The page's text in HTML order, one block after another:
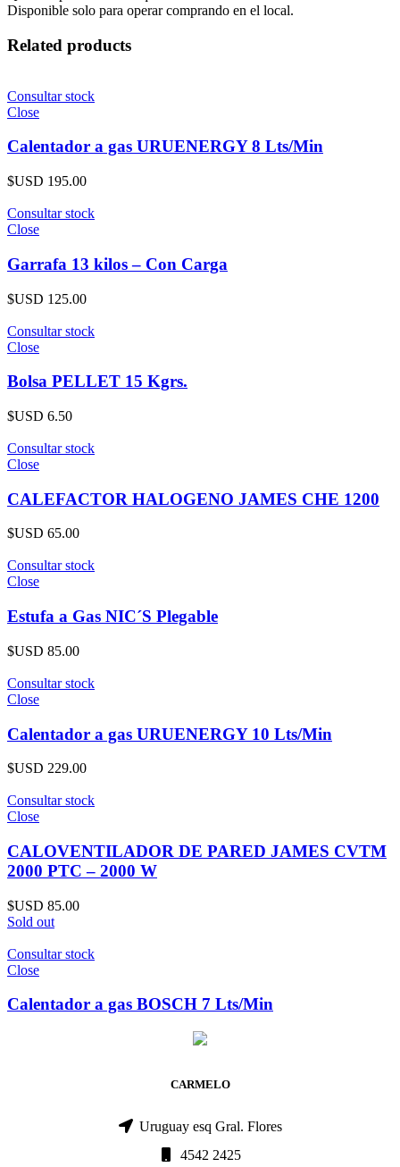
Disponible solo para operar comprando en el local.
Related products
Consultar stock
Close
Calentador a gas URUENERGY 8 Lts/Min
$USD 195.00
Consultar stock
Close
Garrafa 13 kilos – Con Carga
$USD 125.00
Consultar stock
Close
Bolsa PELLET 15 Kgrs.
$USD 6.50
Consultar stock
Close
CALEFACTOR HALOGENO JAMES CHE 1200
$USD 65.00
Consultar stock
Close
Estufa a Gas NIC´S Plegable
$USD 85.00
Consultar stock
Close
Calentador a gas URUENERGY 10 Lts/Min
$USD 229.00
Consultar stock
Close
CALOVENTILADOR DE PARED JAMES CVTM
2000 PTC – 2000 W
$USD 85.00
Sold out
Consultar stock
Close
Calentador a gas BOSCH 7 Lts/Min
CARMELO
Uruguay esq Gral. Flores
4542 2425